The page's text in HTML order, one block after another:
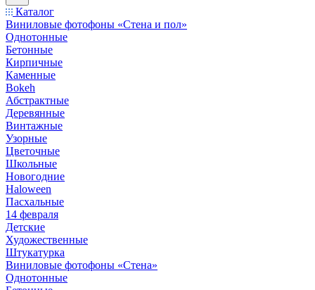
Каталог
Виниловые фотофоны «Стена и пол»
Однотонные
Бетонные
Кирпичные
Каменные
Bokeh
Абстрактные
Деревянные
Винтажные
Узорные
Цветочные
Школьные
Новогодние
Haloween
Пасхальные
14 февраля
Детские
Художественные
Штукатурка
Виниловые фотофоны «Стена»
Однотонные